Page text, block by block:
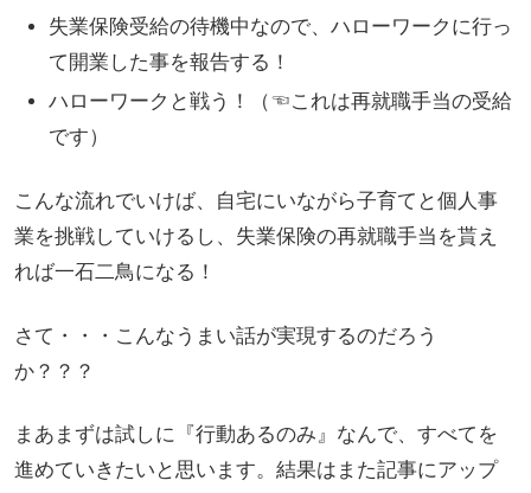
失業保険受給の待機中なので、ハローワークに行っ
て開業した事を報告する！
ハローワークと戦う！（☜これは再就職手当の受給
です）
こんな流れでいけば、自宅にいながら子育てと個人事
業を挑戦していけるし、失業保険の再就職手当を貰え
れば一石二鳥になる！
さて・・・こんなうまい話が実現するのだろう
か？？？
まあまずは試しに『行動あるのみ』なんで、すべてを
進めていきたいと思います。結果はまた記事にアップ